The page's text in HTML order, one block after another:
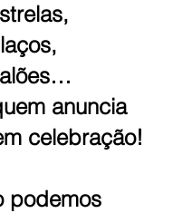
laços,
anuncia
celebração!
podemos